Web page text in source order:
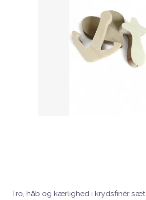
Tro, håb og kærlighed i krydsfinér sæt